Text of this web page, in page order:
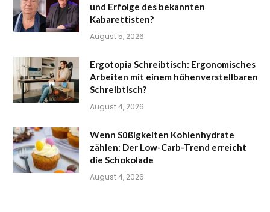
und Erfolge des bekannten
Kabarettisten?
August 5, 2026
Ergotopia Schreibtisch: Ergonomisches
Arbeiten mit einem höhenverstellbaren
Schreibtisch?
August 4, 2026
Wenn Süßigkeiten Kohlenhydrate
zählen: Der Low-Carb-Trend erreicht
die Schokolade
August 4, 2026